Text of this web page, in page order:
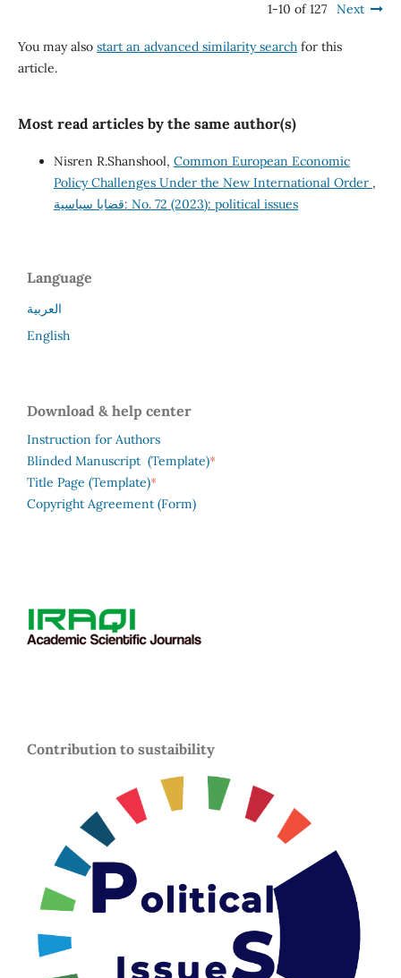
1-10 of 127 Next
You may also start an advanced similarity searchfor this
article.
Most read articles by the same author(s)
Nisren R.Shanshool, Common European Economic
Policy Challenges Under the New International Order ,
قضايا سياسية: No. 72 (2023): political issues
Language
العربية
English
Download & help center
Instruction for Authors
Blinded Manuscript (Template)*
Title Page (Template)*
Copyright Agreement (Form)
Contribution to sustaibility